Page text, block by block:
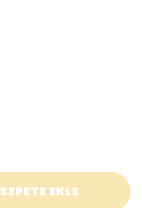
SEPETE EKLE